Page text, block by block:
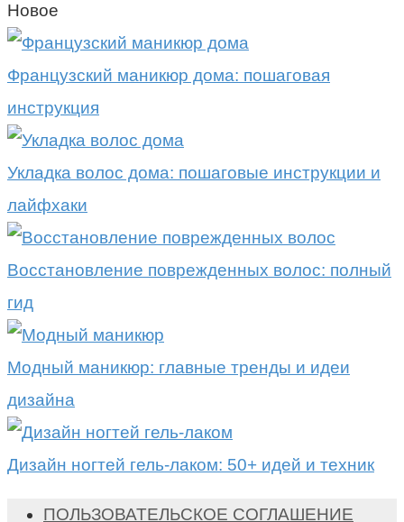
Новое
Французский маникюр дома: пошаговая
инструкция
Укладка волос дома: пошаговые инструкции и
лайфхаки
Восстановление поврежденных волос: полный
гид
Модный маникюр: главные тренды и идеи
дизайна
Дизайн ногтей гель-лаком: 50+ идей и техник
ПОЛЬЗОВАТЕЛЬСКОЕ СОГЛАШЕНИЕ